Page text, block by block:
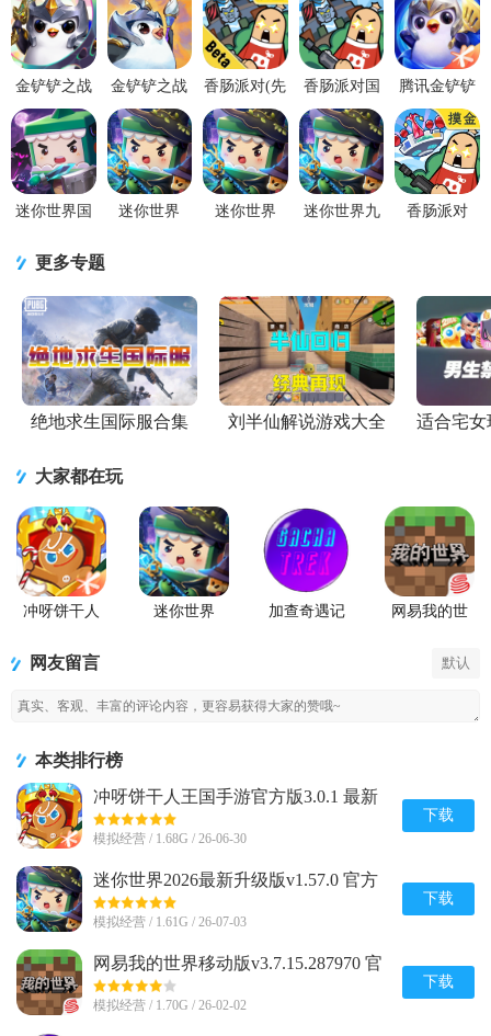
金铲铲之战
(tft pbe)美测
服官方版
15.9.6767
金铲铲之战
(TFT)国际
服
15.4.6583698
官方正
香肠派对(先
行服)最新版
v22.80安卓
最新版
香肠派对国
际服
(Sausage
Man)V23.60
官方最
腾讯金铲铲
之战游戏
1.12.30官方
最新版【附
兑
迷你世界国
World最新版
v1.7.15 安
迷你世界
迷你世界
迷你世界九
香肠派对
更多专题
绝地求生国际服合集 刘半仙解说游戏大全 适合宅女
大家都在玩
冲呀饼干人
迷你世界
加查奇遇记
网易我的世
网友留言 默认
本类排行榜
冲呀饼干人王国手游官方版3.0.1 最新
版
模拟经营 / 1.68G / 26-06-30
下载
迷你世界2026最新升级版v1.57.0 官方
版
模拟经营 / 1.61G / 26-07-03
下载
网易我的世界移动版v3.7.15.287970 官
方版
模拟经营 / 1.70G / 26-02-02
下载